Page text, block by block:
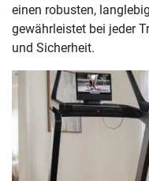
einen robusten,
gewährleistet bei jeder
und Sicherheit.